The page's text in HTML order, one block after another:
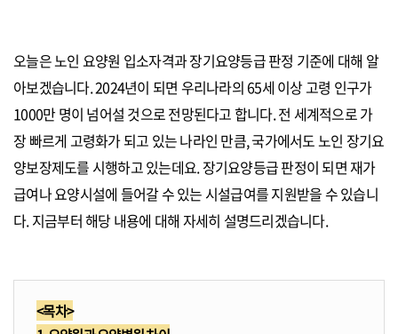
오늘은 노인 요양원 입소자격과 장기요양등급 판정 기준에 대해 알
아보겠습니다. 2024년이 되면 우리나라의 65세 이상 고령 인구가
1000만 명이 넘어설 것으로 전망된다고 합니다. 전 세계적으로 가
장 빠르게 고령화가 되고 있는 나라인 만큼, 국가에서도 노인 장기요
양보장제도를 시행하고 있는데요. 장기요양등급 판정이 되면 재가
급여나 요양시설에 들어갈 수 있는 시설급여를 지원받을 수 있습니
다. 지금부터 해당 내용에 대해 자세히 설명드리겠습니다.
<목차>